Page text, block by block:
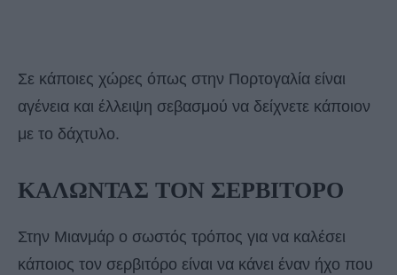
Σε κάποιες χώρες όπως στην Πορτογαλία είναι
αγένεια και έλλειψη σεβασμού να δείχνετε κάποιον
με το δάχτυλο.
ΚΑΛΩΝΤΑΣ ΤΟΝ ΣΕΡΒΙΤΟΡΟ
Στην Μιανμάρ ο σωστός τρόπος για να καλέσει
κάποιος τον σερβιτόρο είναι να κάνει έναν ήχο που